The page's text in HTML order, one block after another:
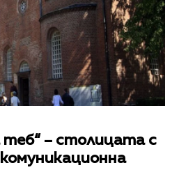
теб“ – столицата с